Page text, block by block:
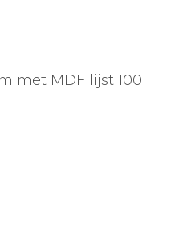
met MDF lijst 100